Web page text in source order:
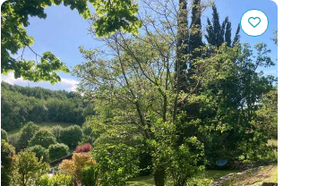
Domaine sainte Raffine, Gîte et
cabanne